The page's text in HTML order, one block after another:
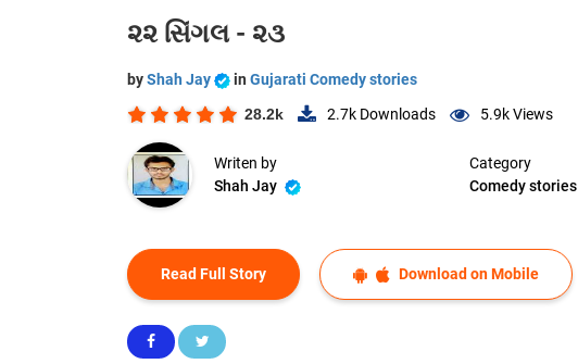
૨૨ સિંગલ - ૨૩
byShah Jay in Gujarati Comedy stories
28.2k 2.7k Downloads 5.9kViews
Writen by
Shah Jay
Category
Comedy stories
Read Full Story Download on Mobile